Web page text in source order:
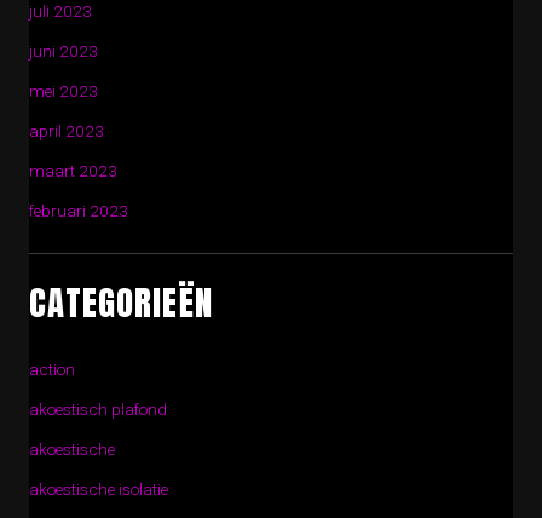
juli 2023
juni 2023
mei 2023
april 2023
maart 2023
februari 2023
CATEGORIEËN
action
akoestisch plafond
akoestische
akoestische isolatie